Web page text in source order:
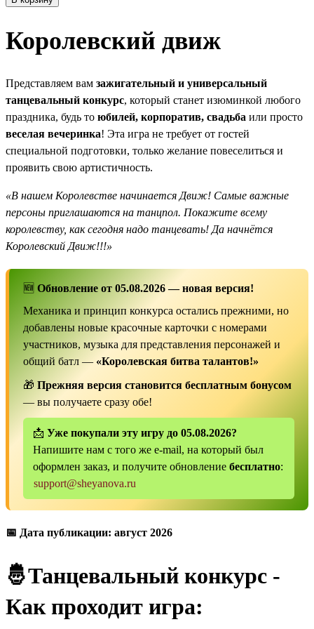
Королевский движ
Представляем вам зажигательный и универсальный
танцевальный конкурс, который станет изюминкой любого
праздника, будь то юбилей, корпоратив, свадьба или просто
веселая вечеринка! Эта игра не требует от гостей
специальной подготовки, только желание повеселиться и
проявить свою артистичность.
«В нашем Королевстве начинается Движ! Самые важные
персоны приглашаются на танцпол. Покажите всему
королевству, как сегодня надо танцевать! Да начнётся
Королевский Движ!!!»
🆕 Обновление от 05.08.2026 — новая версия!
Механика и принцип конкурса остались прежними, но
добавлены новые красочные карточки с номерами
участников, музыка для представления персонажей и
общий батл — «Королевская битва талантов!»
🎁 Прежняя версия становится бесплатным бонусом
— вы получаете сразу обе!
📩 Уже покупали эту игру до 05.08.2026?
Напишите нам с того же e-mail, на который был
оформлен заказ, и получите обновление бесплатно:
support@sheyanova.ru
📅 Дата публикации: август 2026
🤴Танцевальный конкурс -
Как проходит игра: